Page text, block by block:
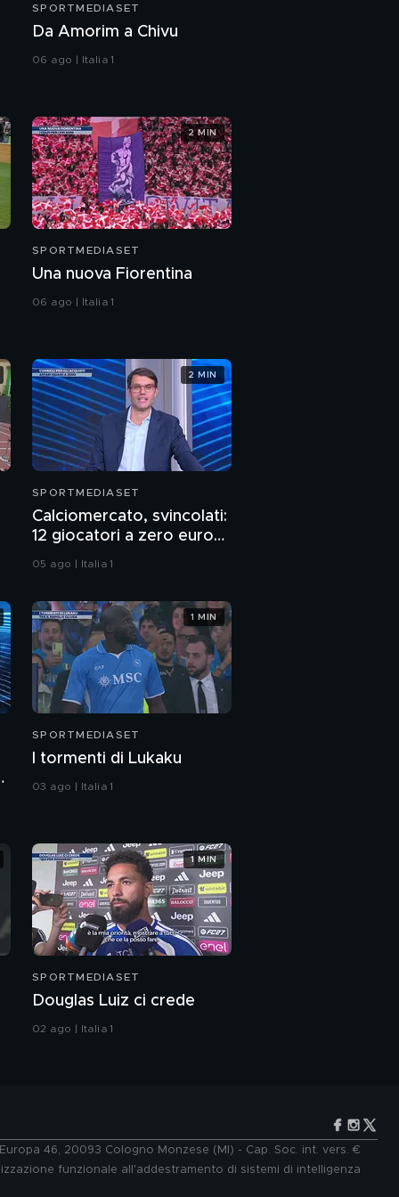
SPORTMEDIASET
Da Amorim a Chivu
06 ago | Italia 1
SPORTMEDIASET
Una nuova Fiorentina
06 ago | Italia 1
2 MIN
SPORTMEDIASET
Calciomercato, svincolati:
12 giocatori a zero euro
per sognare gratis
05 ago | Italia 1
2 MIN
SPORTMEDIASET
I tormenti di Lukaku
03 ago | Italia 1
1 MIN
SPORTMEDIASET
Douglas Luiz ci crede
02 ago | Italia 1
1 MIN
46, 20093 Cologno Monzese (MI) - Cap. Soc. int. vers. €
funzionale all'addestramento di sistemi di intelligenza